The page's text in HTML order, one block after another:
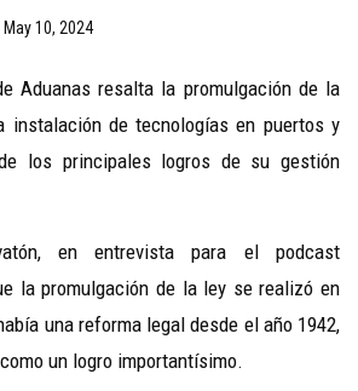
May 10, 2024
Aduanas resalta la promulgación de la
instalación de tecnologías en puertos y
los principales logros de su gestión
en entrevista para el podcast
la promulgación de la ley se realizó en
una reforma legal desde el año 1942,
un logro importantísimo.